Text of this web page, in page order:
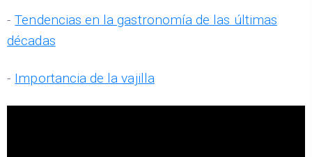
-Tendencias en la gastronomía de las últimas
décadas
- Importancia de la vajilla